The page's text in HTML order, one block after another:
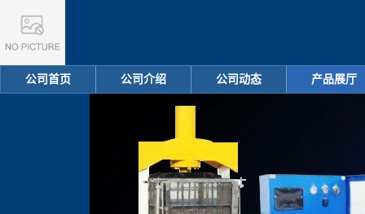
公司首页 公司介绍 公司动态 产品展厅